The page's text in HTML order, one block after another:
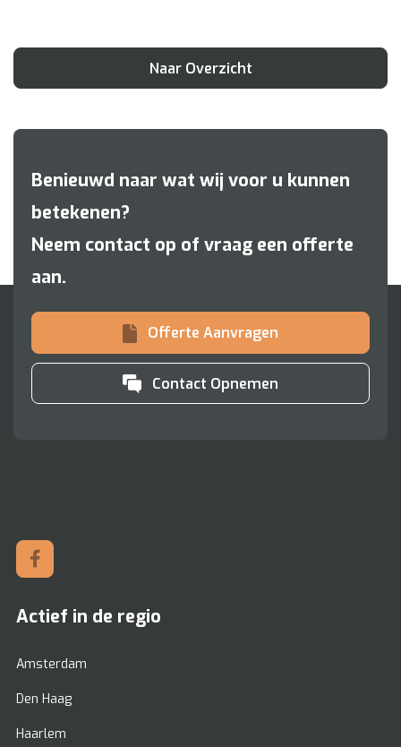
Naar Overzicht
Benieuwd naar wat wij voor u kunnen
betekenen?
Neem contact op of vraag een offerte
aan.
Offerte Aanvragen
Contact Opnemen
Actief in de regio
Amsterdam
Den Haag
Haarlem